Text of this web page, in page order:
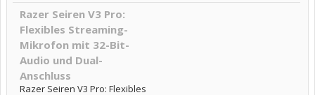
Razer Seiren V3 Pro:
Flexibles Streaming-
Mikrofon mit 32-Bit-
Audio und Dual-
Anschluss
Razer Seiren V3 Pro: Flexibles